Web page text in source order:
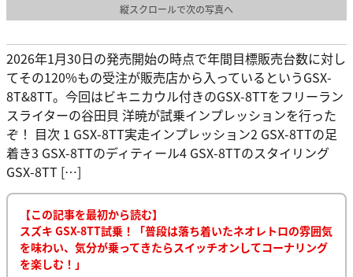
縦スクロールで次の写真へ
2026年1月30日の発売開始の時点で年間目標販売台数に対し
てその120%もの受注が販売店から入っているというGSX-
8T&8TT。今回はビキニカウル付きのGSX-8TTをフリーラン
スライターの谷田貝 洋暁が試乗インプレッションを行った
ぞ！ 目次 1 GSX-8TT実走インプレッション2 GSX-8TTの足
着き3 GSX-8TTのディティール4 GSX-8TTのスタイリング
GSX-8TT […]
【この記事を最初から読む】
スズキ GSX-8TT試乗！「普段は落ち着いたネオレトロの雰囲気
を味わい、気分が乗ってきたらスイッチオンしてコーナリング
を楽しむ！」